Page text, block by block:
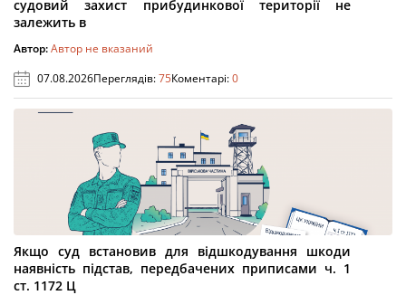
судовий захист прибудинкової території не
залежить в
Автор:Автор не вказаний
07.08.2026Переглядів:75Коментарі:0
Якщо суд встановив для відшкодування шкоди
наявність підстав, передбачених приписами ч. 1
ст. 1172 Ц